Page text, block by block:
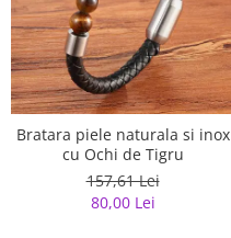
Bratara piele naturala si inox
cu Ochi de Tigru
157,61 Lei
80,00 Lei